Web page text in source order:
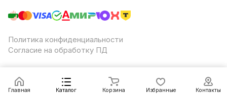
Заказать
Главная Каталог Корзина Избранные Контакты
Политика конфиденциальности
Согласие на обработку ПД